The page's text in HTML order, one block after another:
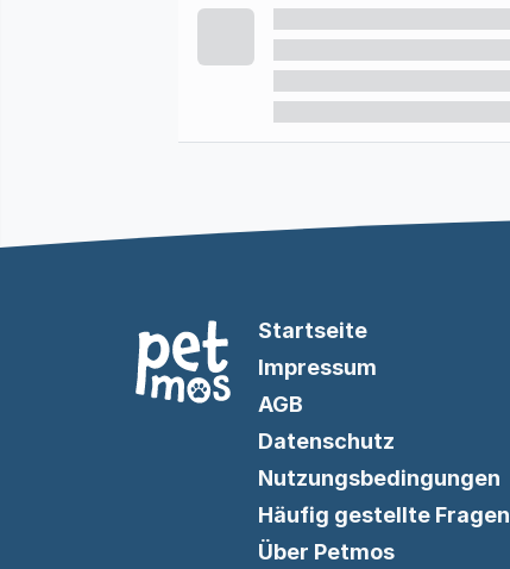
Startseite
Impressum
AGB
Datenschutz
Nutzungsbedingungen
Häufig gestellte Fragen
Über Petmos